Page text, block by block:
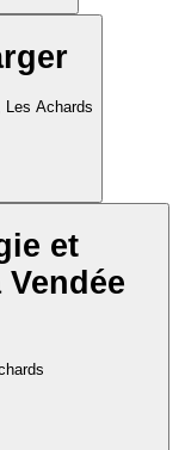
Les Achards
et